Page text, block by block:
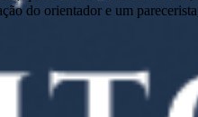
do orientador e um